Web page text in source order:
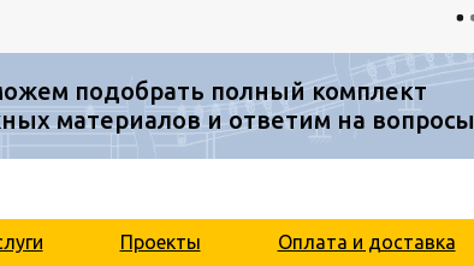
подобрать полный комплект
материалов и ответим на вопросы
Проекты Оплата и доставка